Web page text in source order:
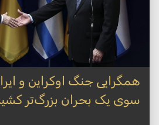
همگرایی جنگ اوکراین و
سوی یک بحران بزرگ‌تر